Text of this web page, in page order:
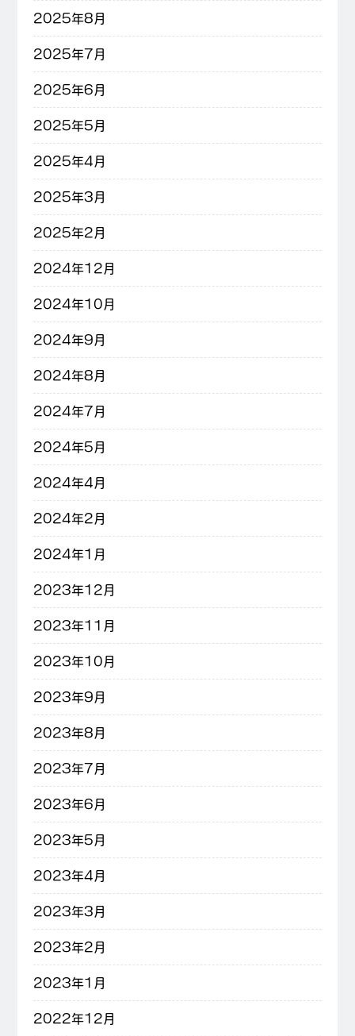
2025年8月
2025年7月
2025年6月
2025年5月
2025年4月
2025年3月
2025年2月
2024年12月
2024年10月
2024年9月
2024年8月
2024年7月
2024年5月
2024年4月
2024年2月
2024年1月
2023年12月
2023年11月
2023年10月
2023年9月
2023年8月
2023年7月
2023年6月
2023年5月
2023年4月
2023年3月
2023年2月
2023年1月
2022年12月